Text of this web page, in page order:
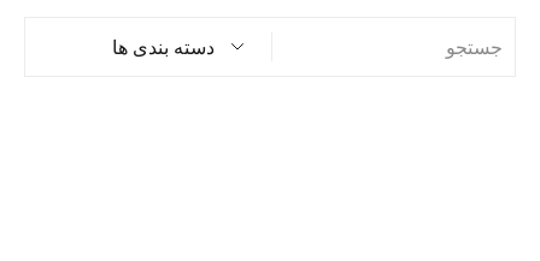
دسته بندی ها